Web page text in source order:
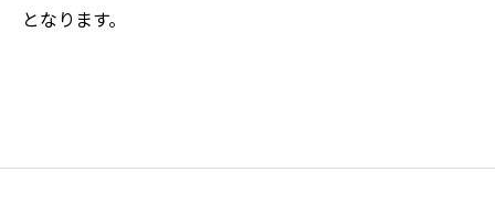
となります。